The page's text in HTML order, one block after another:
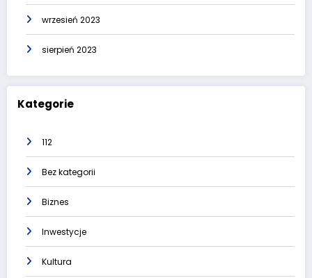
wrzesień 2023
sierpień 2023
Kategorie
112
Bez kategorii
Biznes
Inwestycje
Kultura